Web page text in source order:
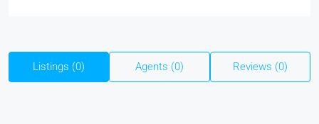
Listings (0) Agents (0) Reviews (0)